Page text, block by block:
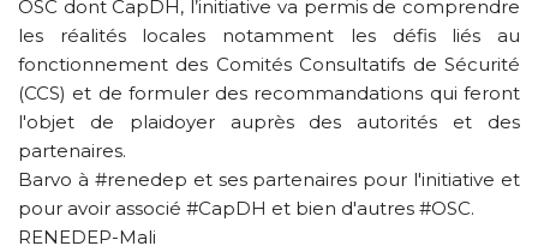
OSC dont CapDH, l’initiative va permis de comprendre
les réalités locales notamment les défis liés au
fonctionnement des Comités Consultatifs de Sécurité
(CCS) et de formuler des recommandations qui feront
l'objet de plaidoyer auprès des autorités et des
partenaires.
Barvo à #renedep et ses partenaires pour l'initiative et
pour avoir associé #CapDH et bien d'autres #OSC.
RENEDEP-Mali